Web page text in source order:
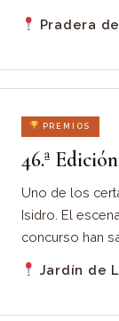
Pradera
PREMIOS
46.ª
Uno de los
Isidro. El
concurso han
Jardín de